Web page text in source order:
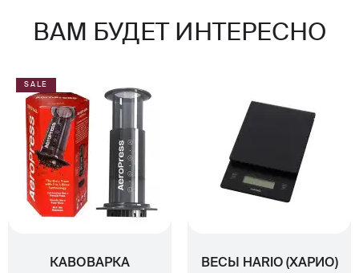
ВАМ БУДЕТ ИНТЕРЕСНО
SALE
КАВОВАРКА
ВЕСЫ HARIO (ХАРИО)